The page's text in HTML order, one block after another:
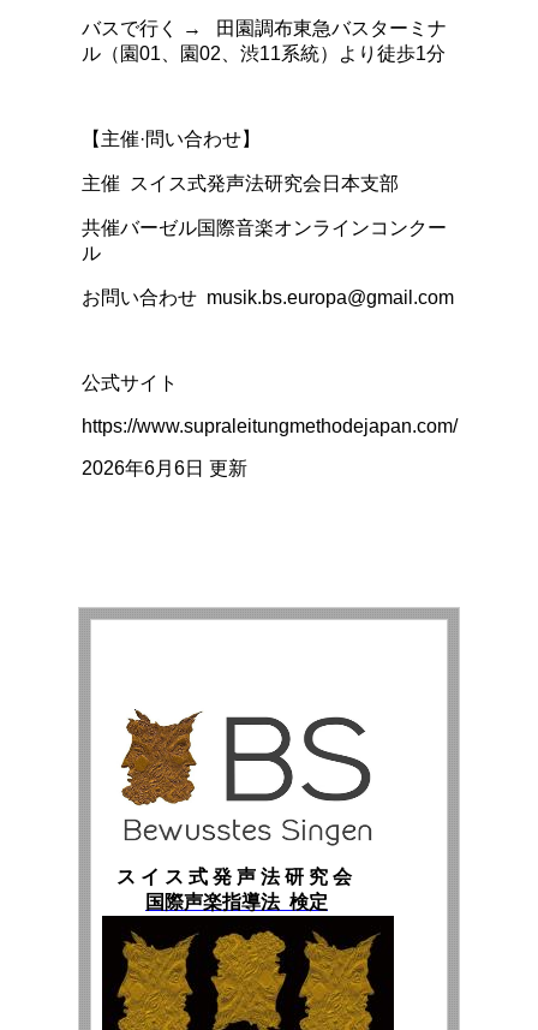
バスで行く → 田園調布東急バスターミナ
ル（園01、園02、渋11系統）より徒歩1分
【主催·問い合わせ】
主催 スイス式発声法研究会日本支部
共催バーゼル国際音楽オンラインコンクー
ル
お問い合わせ musik.bs.europa@gmail.com
公式サイト
https://www.supraleitungmethodejapan.com/
2026年6月6日 更新
ス イ ス 式 発 声 法 研 究 会
国際声楽指導法 検定